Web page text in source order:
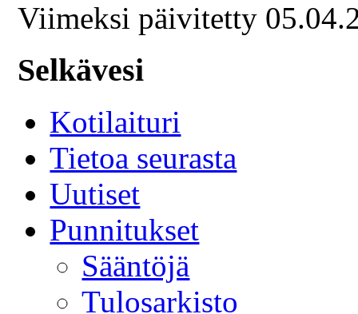
Viimeksi päivitetty
Selkävesi
Kotilaituri
Tietoa seurasta
Uutiset
Punnitukset
Sääntöjä
Tulosarkisto